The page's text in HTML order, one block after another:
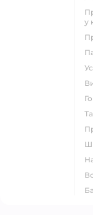
препараты для лечения кожных заболеваний
у